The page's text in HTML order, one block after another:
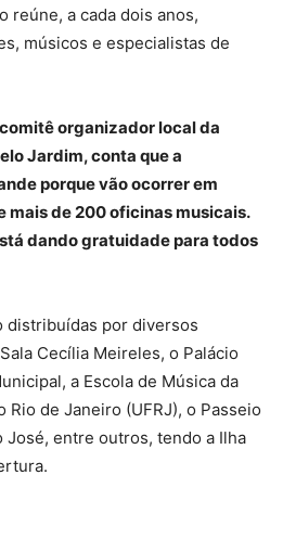
reúne, a cada dois anos,
músicos e especialistas de
organizador local da
Jardim, conta que a
porque vão ocorrer em
mais de 200 oficinas musicais.
dando gratuidade para todos
distribuídas por diversos
Cecília Meireles, o Palácio
a Escola de Música da
Rio de Janeiro (UFRJ), o Passeio
José, entre outros, tendo a Ilha